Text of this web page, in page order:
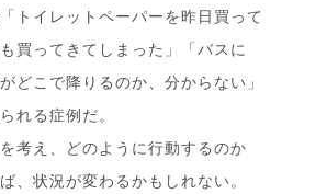
トイレットペーパーを昨日買って
買ってきてしまった」「バスに
どこで降りるのか、分からない」
れる症例だ。
考え、どのように行動するのか
、状況が変わるかもしれない。